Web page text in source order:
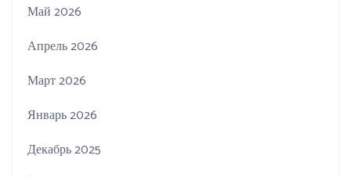
Май 2026
Апрель 2026
Март 2026
Январь 2026
Декабрь 2025